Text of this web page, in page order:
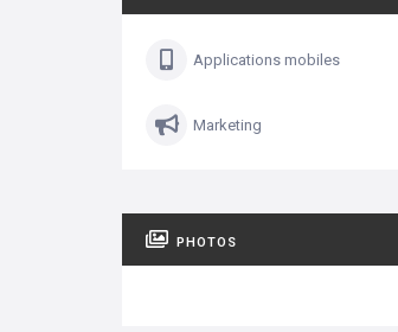
Applications mobiles
Marketing
PHOTOS